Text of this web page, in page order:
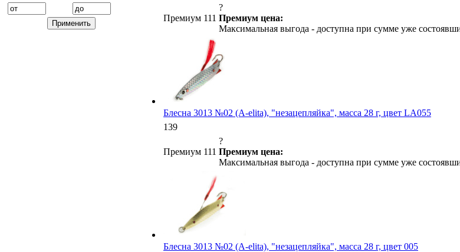
Премиум 111
?
Премиум цена:
Максимальная выгода - доступна при сумме уже
Блесна 3013 №02 (A-elita), "незацепляйка", масса 28 г, цвет LA055
139
Премиум 111
?
Премиум цена:
Максимальная выгода - доступна при сумме уже
Блесна 3013 №02 (А-elita), "незацепляйка", масса 28 г, цвет 005